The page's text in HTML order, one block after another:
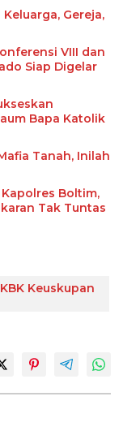
Gereja,
VIII dan
Siap Digelar
Bapa Katolik
Tanah, Inilah
Boltim,
Tak Tuntas
Keuskupan